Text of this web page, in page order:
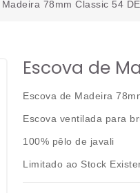
78mm Classic 54
Escova de
Escova de Madeira
Escova ventilada para
100% pêlo de javali
Limitado ao Stock